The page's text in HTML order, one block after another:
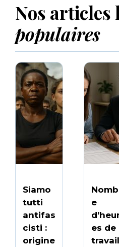
Nos articles
populaires
Siamo
tutti
antifas
cisti :
origine
e
es de
travail